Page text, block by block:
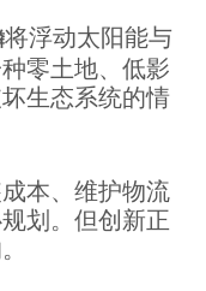
将浮动太阳能与
零土地、低影
生态系统的情
本、维护物流
划。但创新正